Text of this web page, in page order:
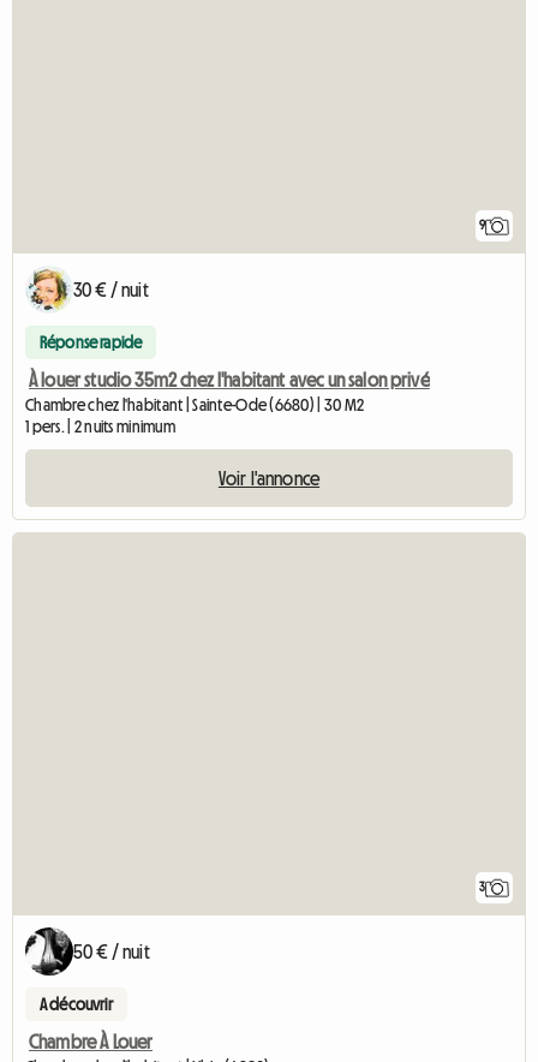
9
30 € / nuit
Réponse rapide
À louer studio 35m2 chez l'habitant avec un salon privé
Chambre chez l'habitant | Sainte-Ode (6680) | 30 M2
1 pers. | 2 nuits minimum
Voir l'annonce
3
50 € / nuit
A découvrir
Chambre À Louer